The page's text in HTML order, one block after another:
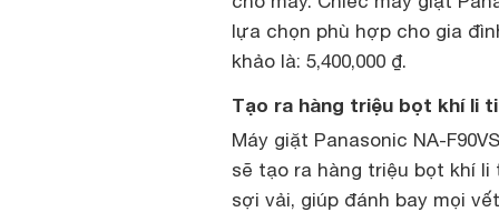
lựa chọn phù hợp cho gia
khảo là: 5,400,000 ₫.
Tạo ra hàng triệu bọt khí li
Máy giặt Panasonic NA-
sẽ tạo ra hàng triệu bọt khí
sợi vải, giúp đánh bay mọi